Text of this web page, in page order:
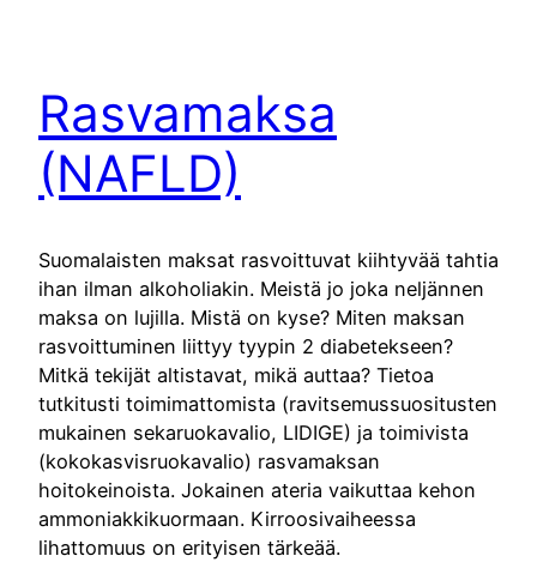
Rasvamaksa
(NAFLD)
Suomalaisten maksat rasvoittuvat kiihtyvää tahtia
ihan ilman alkoholiakin. Meistä jo joka neljännen
maksa on lujilla. Mistä on kyse? Miten maksan
rasvoittuminen liittyy tyypin 2 diabetekseen?
Mitkä tekijät altistavat, mikä auttaa? Tietoa
tutkitusti toimimattomista (ravitsemussuositusten
mukainen sekaruokavalio, LIDIGE) ja toimivista
(kokokasvisruokavalio) rasvamaksan
hoitokeinoista. Jokainen ateria vaikuttaa kehon
ammoniakkikuormaan. Kirroosivaiheessa
lihattomuus on erityisen tärkeää.